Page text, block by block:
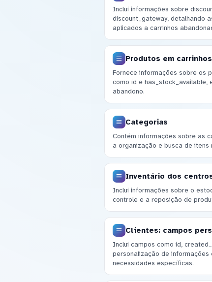
Inclui informações sobre
discount_gateway, detalhando
aplicados a carrinhos
Produtos em
Fornece informações sobre os
como id e has_stock_available,
abandono.
Categorias
Contém informações sobre as
a organização e busca de itens
Inventário dos
Inclui informações sobre o
controle e a reposição de
Clientes: campos
Inclui campos como id,
personalização de
necessidades específicas.